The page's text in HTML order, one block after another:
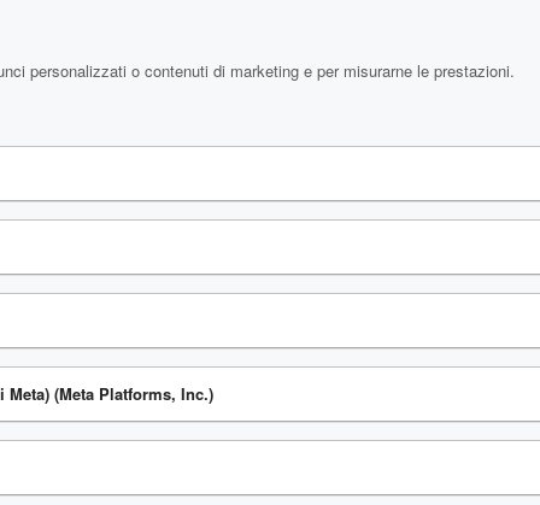
personalizzati o contenuti di marketing e per misurarne le prestazioni.
(Meta Platforms, Inc.)